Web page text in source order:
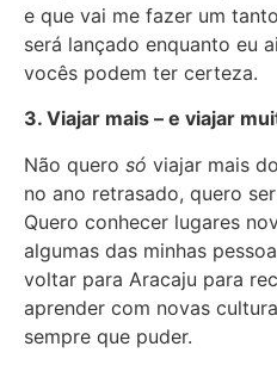
e que vai me fazer um
será lançado enquanto eu
vocês podem ter certeza.
3. Viajar mais – e viajar
Não quero só viajar mais
no ano retrasado, quero
Quero conhecer lugares
algumas das minhas
voltar para Aracaju para
aprender com novas
sempre que puder.